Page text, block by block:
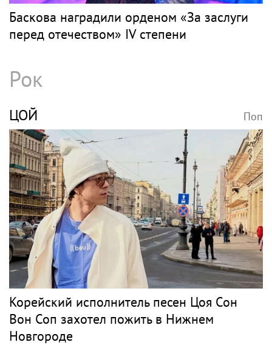
Баскова наградили орденом «За заслуги
перед отечеством» IV степени
Рок
ЦОЙ Поп
Корейский исполнитель песен Цоя Сон
Вон Соп захотел пожить в Нижнем
Новгороде